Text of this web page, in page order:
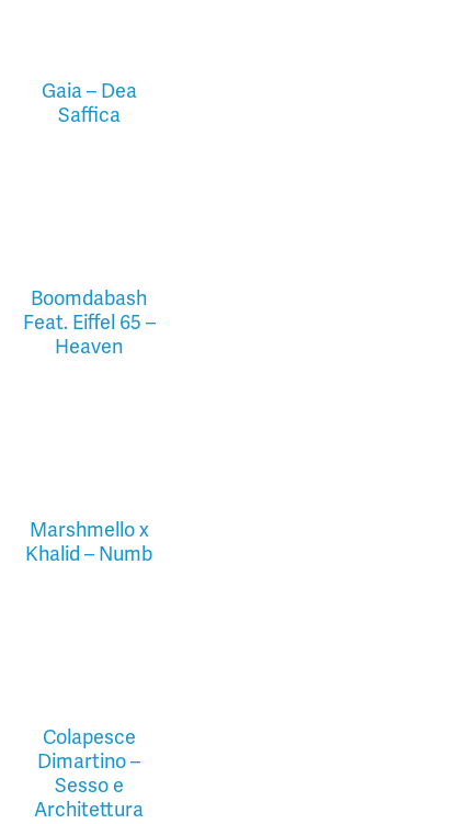
Gaia – Dea
Saffica
Boomdabash
Feat. Eiffel 65 –
Heaven
Marshmello x
Khalid – Numb
Colapesce
Dimartino –
Sesso e
Architettura